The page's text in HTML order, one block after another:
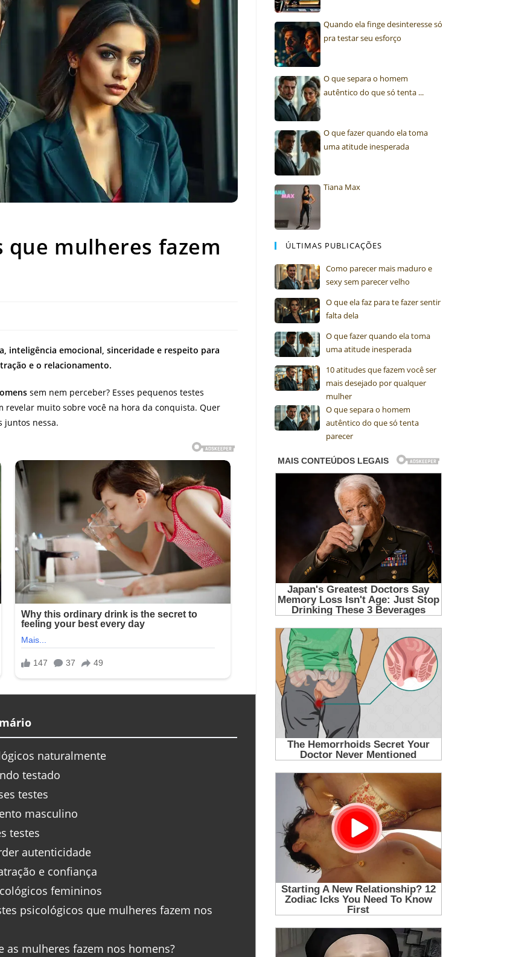
que mulheres fazem
inteligência emocional, sinceridade e respeito para
e o relacionamento.
sem nem perceber? Esses pequenos testes
revelar muito sobre você na hora da conquista. Quer
juntos nessa.
naturalmente
testado
testes
masculino
testes
autenticidade
e confiança
femininos
psicológicos que mulheres fazem nos
as mulheres fazem nos homens?
Quando ela finge desinteresse só
pra testar seu esforço
O que separa o homem
autêntico do que só tenta ...
O que fazer quando ela toma
uma atitude inesperada
Tiana Max
ÚLTIMAS PUBLICAÇÕES
Como parecer mais maduro e
sexy sem parecer velho
O que ela faz para te fazer sentir
falta dela
O que fazer quando ela toma
uma atitude inesperada
10 atitudes que fazem você ser
mais desejado por qualquer
mulher
O que separa o homem
autêntico do que só tenta
parecer